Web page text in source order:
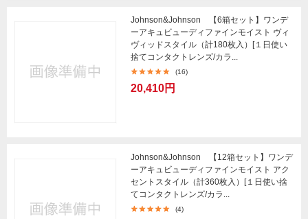
Johnson&Johnson 【6箱セット】ワンデ
ーアキュビューディファインモイスト ヴィ
ヴィッドスタイル（計180枚入）[１日使い
捨てコンタクトレンズ/カラ...
(16)
20,410円
Johnson&Johnson 【12箱セット】ワンデ
ーアキュビューディファインモイスト アク
セントスタイル（計360枚入）[１日使い捨
てコンタクトレンズ/カラ...
(4)